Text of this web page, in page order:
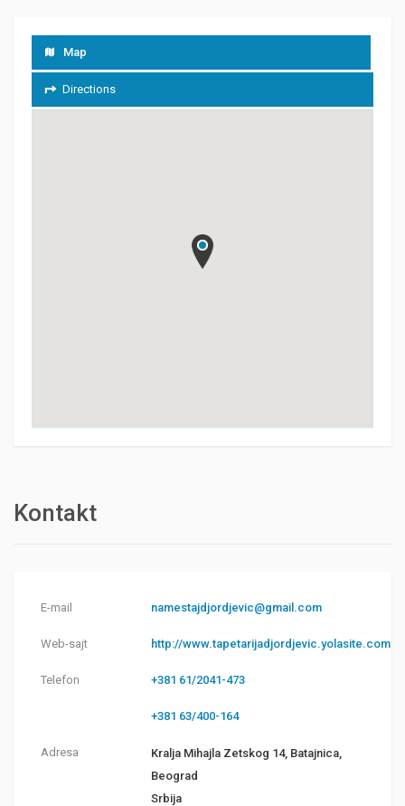
Map
Directions
Kontakt
E-mail namestajdjordjevic@gmail.com
Web-sajt http://www.tapetarijadjordjevic.yolasite.com
Telefon +381 61/2041-473
+381 63/400-164
Adresa
Kralja Mihajla Zetskog 14, Batajnica,
Beograd
Srbija